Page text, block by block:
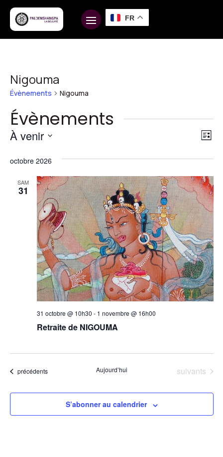
Nigouma
Évènements Nigouma
Évènements
Liste
À venir
une
octobre 2026
SAM
31
Retraite de NIGOUMA
31 octobre @ 10h30 - 1 novembre @ 16h00
Évènements
précédents Aujourd’hui Évènements
suivants
S’abonner au calendrier
FR